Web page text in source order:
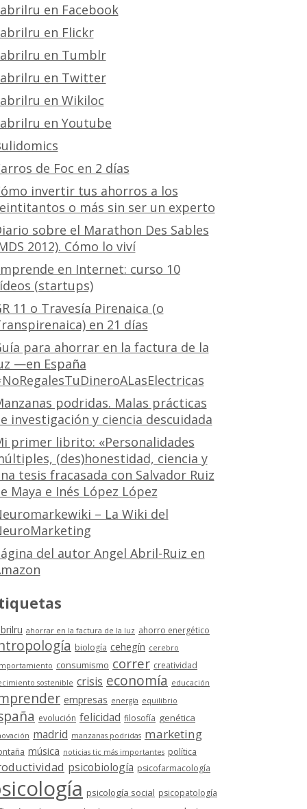
en Facebook
en Flickr
en Tumblr
en Twitter
en Wikiloc
en Youtube
de Foc en 2 días
invertir tus ahorros a los
o más sin ser un experto
sobre el Marathon Des Sables
2012). Cómo lo viví
en Internet: curso 10
(startups)
11 o Travesía Pirenaica (o
en 21 días
para ahorrar en la factura de la
—en España
podridas. Malas prácticas
investigación y ciencia descuidada
primer librito: «Personalidades
(des)honestidad, ciencia y
tesis fracasada con Salvador Ruiz
Maya e Inés López López
– La Wiki del
del autor Angel Abril-Ruiz en
ahorrar en la factura de la luz ahorro energético
biología cehegín cerebro
consumismo correr creatividad
sostenible crisis economía educación
empresas energía equilibrio
evolución felicidad filosofía genética
madrid manzanas podridas marketing
música noticias tic más importantes política
psicobiología psicofarmacología
psicología social psicopatología